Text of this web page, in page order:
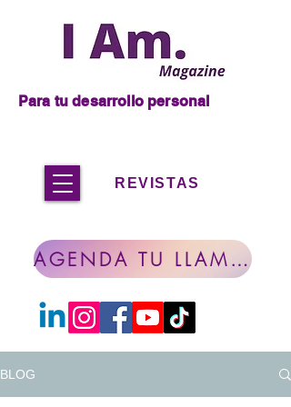
REVISTAS
Para tu desarrollo personal
AGENDA TU LLAMADA
BLOG